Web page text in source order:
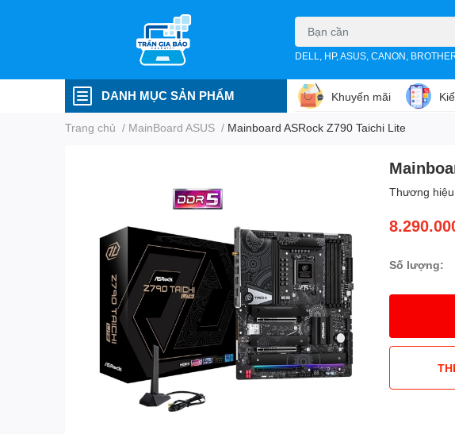
DELL, HP, ASUS, CANON,
DANH MỤC SẢN PHẨM Khuyến mãi
Trang chủ / MainBoard ASUS / Mainboard ASRock Z790 Taichi Lite
Thương
Số lượng: